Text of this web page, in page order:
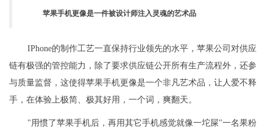
苹果手机更像是一件被设计师注入灵魂的艺术品
IPhone的制作工艺一直保持行业领先的水平，苹果公司对供应
链有极强的管控能力，除了要求供应链公开所有生产流程外，还参
与质量监督，这使得苹果手机更像是一个非凡艺术品，让人爱不释
手，在体验上极简、极其好用，一个词，爽翻天。
"用惯了苹果手机后，再用其它手机感觉就像一坨屎"一名果粉